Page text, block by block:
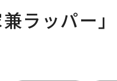
ラッパー